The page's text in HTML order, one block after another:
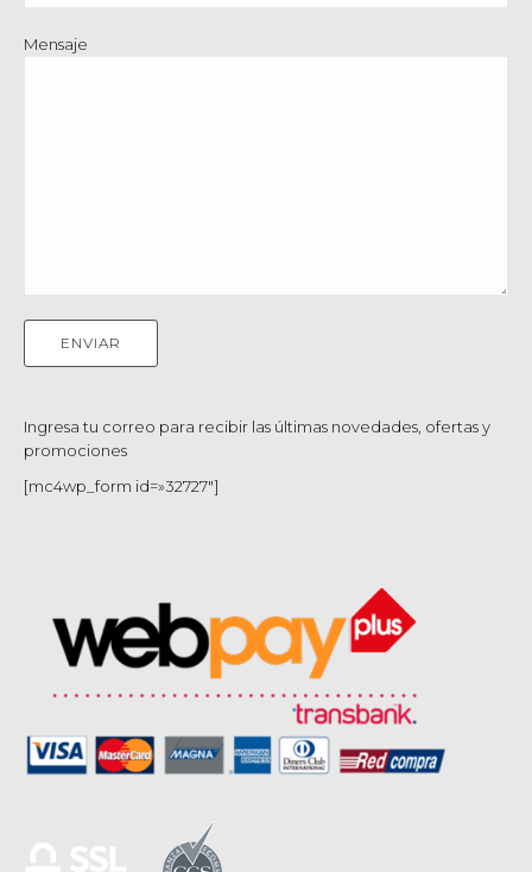
Mensaje
Ingresa tu correo para recibir las últimas novedades, ofertas y
promociones
[mc4wp_form id=»32727″]